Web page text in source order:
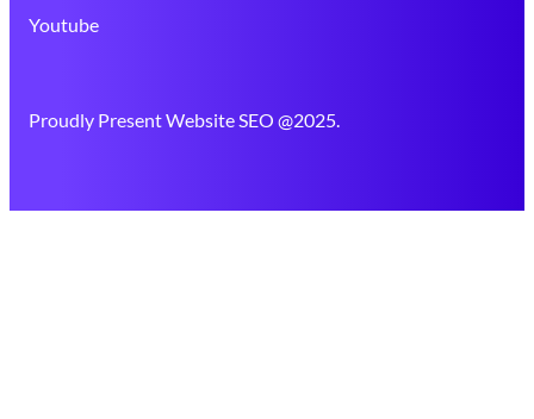
Youtube
Proudly Present Website SEO @2025.